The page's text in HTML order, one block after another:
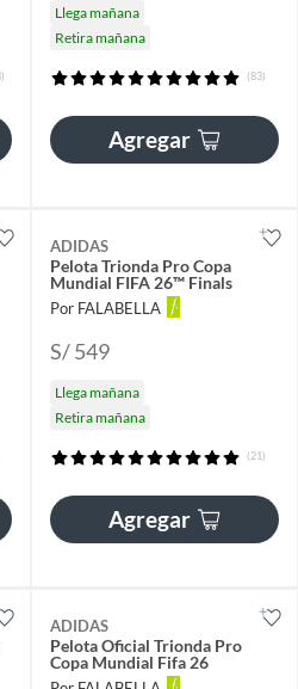
Llega mañana
Retira mañana
(83)
Agregar
ADIDAS
Pelota Trionda Pro Copa
Mundial FIFA 26™ Finals
Por FALABELLA
S/ 549
Llega mañana
Retira mañana
(21)
Agregar
ADIDAS
Pelota Oficial Trionda Pro
Copa Mundial Fifa 26